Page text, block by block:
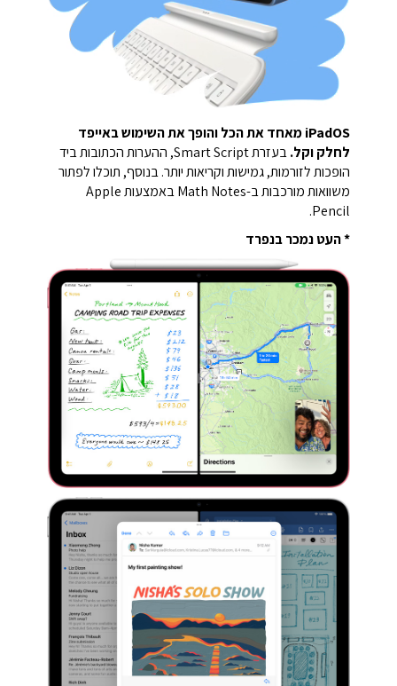
iPadOS מאחד את הכל והופך את השימוש באייפד
לחלק וקל.
בעזרת Smart Script, ההערות הכתובות ביד
הופכות לזורמות, גמישות וקריאות יותר. בנוסף, תוכלו לפתור
משוואות מורכבות ב-Math Notes באמצעות Apple
Pencil.
* העט נמכר בנפרד